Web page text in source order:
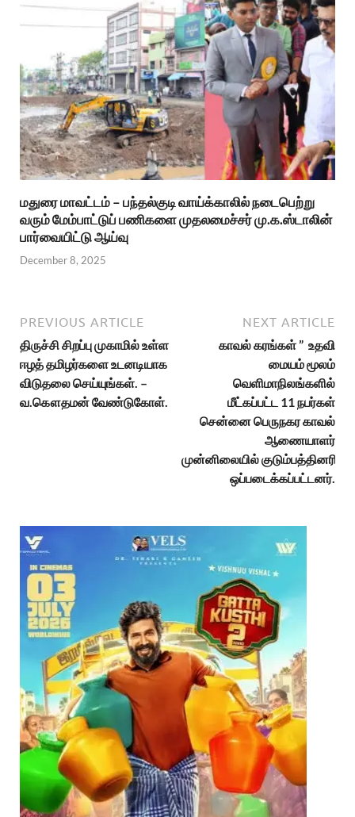
மதுரை மாவட்டம் – பந்தல்குடி வாய்க்காலில் நடைபெற்று
வரும் மேம்பாட்டுப் பணிகளை முதலமைச்சர் மு.க.ஸ்டாலின்
பார்வையிட்டு ஆய்வு
December 8, 2025
PREVIOUS ARTICLE
திருச்சி சிறப்பு முகாமில் உள்ள
ஈழத் தமிழர்களை உடனடியாக
விடுதலை செய்யுங்கள். –
வ.கௌதமன் வேண்டுகோள்.
NEXT ARTICLE
காவல் கரங்கள் ” உதவி
மையம் மூலம்
வெளிமாநிலங்களில்
மீட்கப்பட்ட 11 நபர்கள்
சென்னை பெருநகர காவல்
ஆணையாளர்
முன்னிலையில் குடும்பத்தினரிடம்
ஒப்படைக்கப்பட்டனர்.